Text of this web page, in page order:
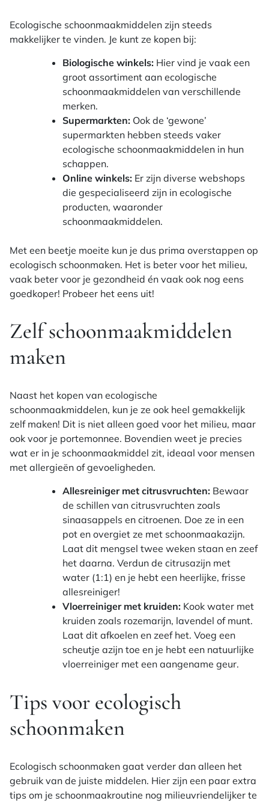
Ecologische schoonmaakmiddelen zijn steeds
makkelijker te vinden. Je kunt ze kopen bij:
Biologische winkels: Hier vind je vaak een
groot assortiment aan ecologische
schoonmaakmiddelen van verschillende
merken.
Supermarkten: Ook de ‘gewone’
supermarkten hebben steeds vaker
ecologische schoonmaakmiddelen in hun
schappen.
Online winkels: Er zijn diverse webshops
die gespecialiseerd zijn in ecologische
producten, waaronder
schoonmaakmiddelen.
Met een beetje moeite kun je dus prima overstappen op
ecologisch schoonmaken. Het is beter voor het milieu,
vaak beter voor je gezondheid én vaak ook nog eens
goedkoper! Probeer het eens uit!
Zelf schoonmaakmiddelen
maken
Naast het kopen van ecologische
schoonmaakmiddelen, kun je ze ook heel gemakkelijk
zelf maken! Dit is niet alleen goed voor het milieu, maar
ook voor je portemonnee. Bovendien weet je precies
wat er in je schoonmaakmiddel zit, ideaal voor mensen
met allergieën of gevoeligheden.
Allesreiniger met citrusvruchten: Bewaar
de schillen van citrusvruchten zoals
sinaasappels en citroenen. Doe ze in een
pot en overgiet ze met schoonmaakazijn.
Laat dit mengsel twee weken staan en zeef
het daarna. Verdun de citrusazijn met
water (1:1) en je hebt een heerlijke, frisse
allesreiniger!
Vloerreiniger met kruiden: Kook water met
kruiden zoals rozemarijn, lavendel of munt.
Laat dit afkoelen en zeef het. Voeg een
scheutje azijn toe en je hebt een natuurlijke
vloerreiniger met een aangename geur.
Tips voor ecologisch
schoonmaken
Ecologisch schoonmaken gaat verder dan alleen het
gebruik van de juiste middelen. Hier zijn een paar extra
tips om je schoonmaakroutine nog milieuvriendelijker te